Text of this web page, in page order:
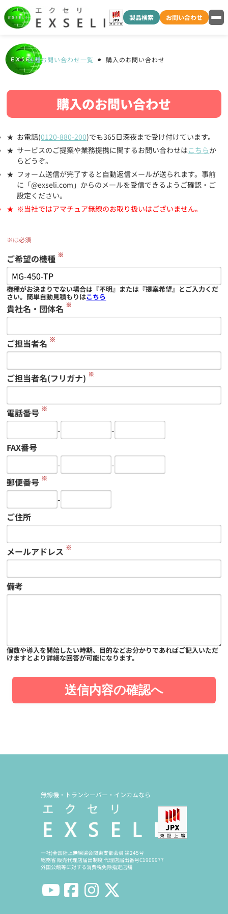
製品検索 お問い合わせ
各種お問い合わせ一覧 購入のお問い合わせ
購入のお問い合わせ
お電話(0120-880-200)でも365日深夜まで受け付けています。
サービスのご提案や業務提携に関するお問い合わせはこちらか
らどうぞ。
フォーム送信が完了すると自動返信メールが送られます。事前
に「@exseli.com」からのメールを受信できるようご確認・ご
設定ください。
※当社ではアマチュア無線のお取り扱いはございません。
※は必須
ご希望の機種 ※
機種がお決まりでない場合は『不明』または『提案希望』とご入力くだ
さい。簡単自動見積もりはこちら
貴社名・団体名 ※
ご担当者名 ※
ご担当者名(フリガナ) ※
電話番号 ※
-
-
FAX番号
-
-
郵便番号 ※
-
ご住所
メールアドレス ※
備考
個数や導入を開始したい時期、目的などお分かりであればご記入いただ
けますとより詳細な回答が可能になります。
送信内容の確認へ
無線機・トランシーバー・インカムなら
一社)全国陸上無線協会関東支部会員 第245号
総務省 販売代理店届出制度 代理店届出番号C1909977
外国公館等に対する消費税免除指定店舗